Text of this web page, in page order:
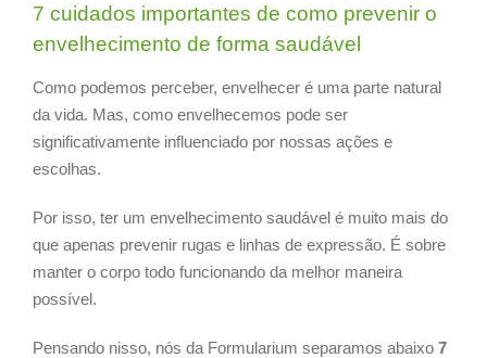
7 cuidados importantes de como prevenir o
envelhecimento de forma saudável
Como podemos perceber, envelhecer é uma parte natural
da vida. Mas, como envelhecemos pode ser
significativamente influenciado por nossas ações e
escolhas.
Por isso, ter um envelhecimento saudável é muito mais do
que apenas prevenir rugas e linhas de expressão. É sobre
manter o corpo todo funcionando da melhor maneira
possível.
Pensando nisso, nós da Formularium separamos abaixo 7